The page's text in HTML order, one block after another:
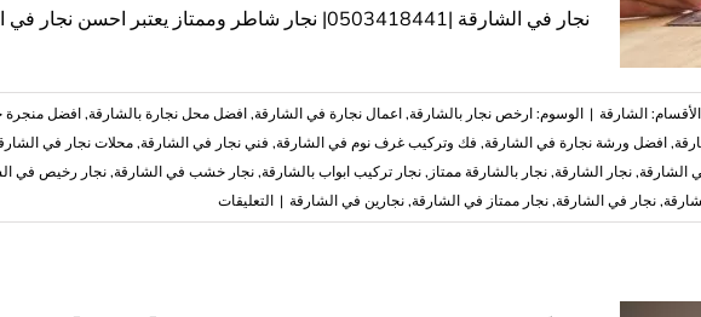
نجار في الشارقة |0503418441| نجار شاطر وممتاز يعتبر احسن نجار في الشارقة يقوم بجميع اعمال
الأقسام: الشارقة | الوسوم: ارخص نجار بالشارقة, اعمال نجارة في الشارقة, افضل محل نجارة بالشارقة, افضل
, افضل ورشة نجارة في الشارقة, فك وتركيب غرف نوم في الشارقة, فني نجار في الشارقة, محلات نجار في
الشارقة, نجار الشارقة, نجار بالشارقة ممتاز , نجار تركيب ابواب بالشارقة, نجار خشب في الشارقة, نجار رخيص في
, نجار في الشارقة, نجار ممتاز في الشارقة, نجارين في الشارقة | التعليقاتعلى
نجار